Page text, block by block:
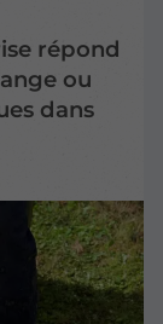
répond
ou
dans